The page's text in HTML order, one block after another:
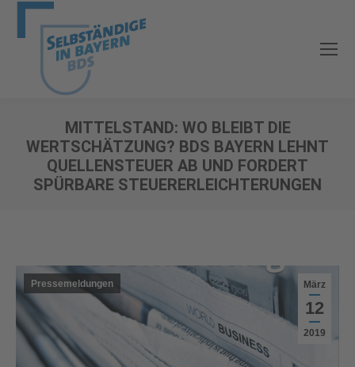
MITTELSTAND: WO BLEIBT DIE
WERTSCHÄTZUNG? BDS BAYERN LEHNT
QUELLENSTEUER AB UND FORDERT
SPÜRBARE STEUERERLEICHTERUNGEN
März
12
2019
Pressemeldungen